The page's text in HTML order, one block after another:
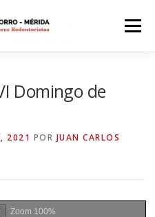
Menú
Domingo de
2021 POR JUAN CARLOS
Zoom 100%